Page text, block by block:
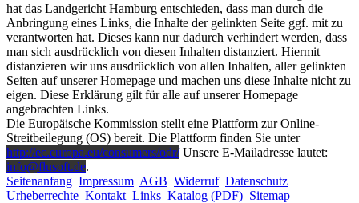
hat das Landgericht Hamburg entschieden, dass man durch die
Anbringung eines Links, die Inhalte der gelinkten Seite ggf. mit zu
verantworten hat. Dieses kann nur dadurch verhindert werden, dass
man sich ausdrücklich von diesen Inhalten distanziert. Hiermit
distanzieren wir uns ausdrücklich von allen Inhalten, aller gelinkten
Seiten auf unserer Homepage und machen uns diese Inhalte nicht zu
eigen. Diese Erklärung gilt für alle auf unserer Homepage
angebrachten Links.
Die Europäische Kommission stellt eine Plattform zur Online-
Streitbeilegung (OS) bereit. Die Plattform finden Sie unter
http://ec.europa.eu/consumers/odr/Unsere E-Mailadresse lautet:
info@flusoft.de.
Seitenanfang Impressum AGB Widerruf Datenschutz
Urheberrechte Kontakt Links Katalog (PDF) Sitemap